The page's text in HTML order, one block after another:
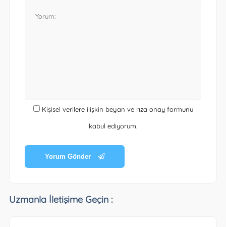
Kişisel verilere ilişkin beyan ve rıza onay formunu
kabul ediyorum.
Yorum Gönder
Uzmanla İletişime Geçin :